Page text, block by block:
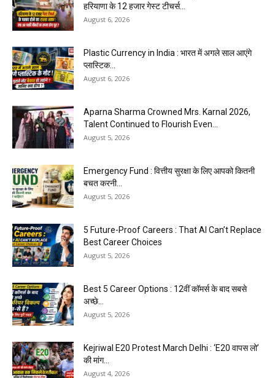
हरियाणा के 12 हजार गेस्ट टीचर्स...
August 6, 2026
Plastic Currency in India : भारत में अगले साल आएंगे
प्लास्टिक...
August 6, 2026
Aparna Sharma Crowned Mrs. Karnal 2026,
Talent Continued to Flourish Even...
August 5, 2026
Emergency Fund : वित्तीय सुरक्षा के लिए आपको कितनी
बचत करनी...
August 5, 2026
5 Future-Proof Careers : That AI Can’t Replace
Best Career Choices
August 5, 2026
Best 5 Career Options : 12वीं कॉमर्स के बाद सबसे
अच्छे...
August 5, 2026
Kejriwal E20 Protest March Delhi : ‘E20 वापस लो’
की मांग...
August 4, 2026